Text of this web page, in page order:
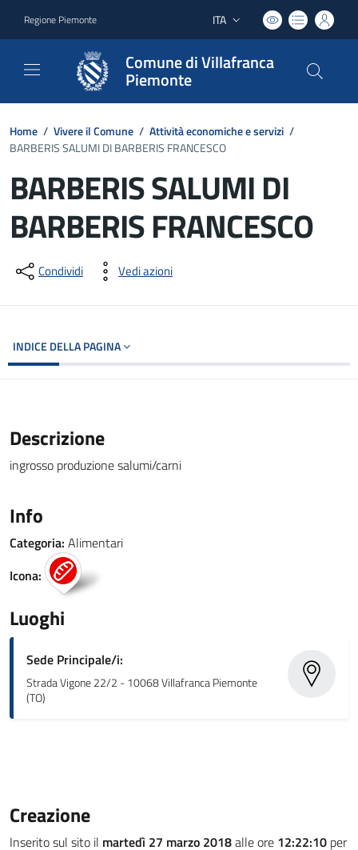
Regione Piemonte Lingua attiva:
ITA
Comune di Villafranca
Piemonte
Home / Vivere il Comune / Attività economiche e servizi /
BARBERIS SALUMI DI BARBERIS FRANCESCO
BARBERIS SALUMI DI
BARBERIS FRANCESCO
Dettagli del documento
Condividi Vedi azioni
INDICE DELLA PAGINA
Descrizione
ingrosso produzione salumi/carni
Info
Categoria: Alimentari
Icona:
Luoghi
Sede Principale/i:
Strada Vigone 22/2 - 10068 Villafranca Piemonte
(TO)
Creazione
Inserito sul sito il martedì 27 marzo 2018alle ore 12:22:10 per